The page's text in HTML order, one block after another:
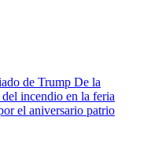
De la
incendio en la feria
el aniversario patrio